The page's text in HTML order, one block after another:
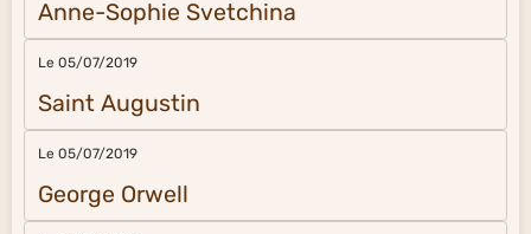
Anne-Sophie Svetchina
Le 05/07/2019
Saint Augustin
Le 05/07/2019
George Orwell